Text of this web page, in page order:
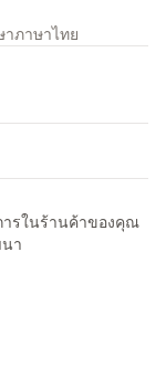
ภาษาไทย
ารในร้านค้าของคุณ
า